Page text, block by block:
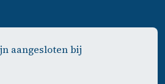
aangesloten bij